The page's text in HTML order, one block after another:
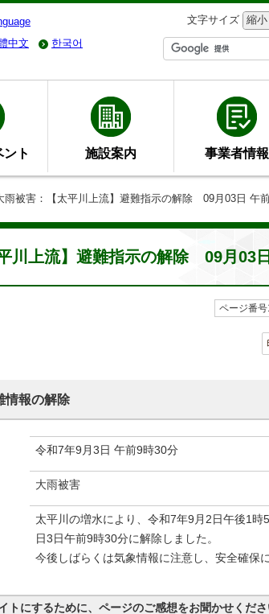
文字サイズ 縮小
中文 한국어
ト 施設案内 事業者情報
雨被害：【太平川上流】避難指示の解除 09月03日 午
川上流】避難指示の解除 09月03
ページ番
情報の解除
令和7年9月3日 午前9時30分
大雨被害
太平川の増水により、令和7年9月2日午後1時
日3日午前9時30分に解除しました。
今後しばらくは気象情報に注意し、安全確保
トにするために、ページのご感想をお聞かせくださ